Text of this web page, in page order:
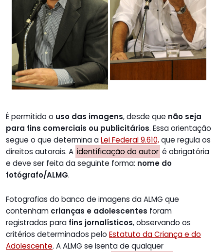
É permitido o uso das imagens, desde que não seja
para fins comerciais ou publicitários. Essa orientação
segue o que determina aLei Federal 9.610,que regula os
direitos autorais. A identificação do autor é obrigatória
e deve ser feita da seguinte forma: nome do
fotógrafo/ALMG.
Fotografias do banco de imagens da ALMG que
contenham crianças e adolescentes foram
registradas para fins jornalísticos, observando os
critérios determinados pelo Estatuto da Criança e do
Adolescente. A ALMG se isenta de qualquer